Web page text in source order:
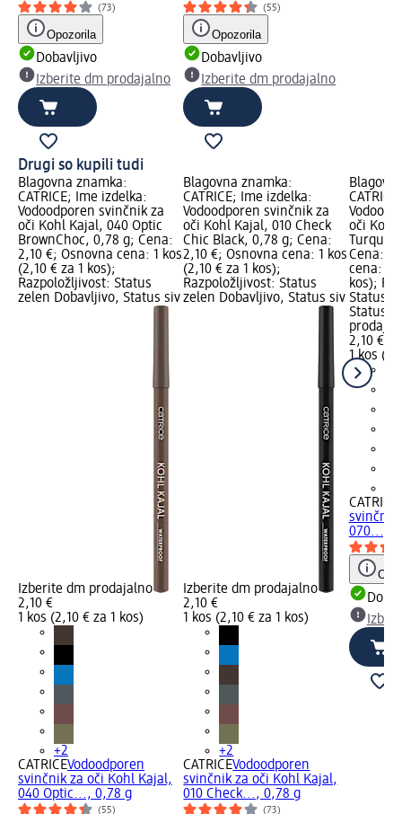
(73)
Opozorila
Dobavljivo
Izberite dm prodajalno
(55)
Opozorila
Dobavljivo
Izberite dm prodajalno
Drugi so kupili tudi
Blagovna znamka:
CATRICE; Ime izdelka:
Vodoodporen svinčnik za
oči Kohl Kajal, 040 Optic
BrownChoc, 0,78 g; Cena:
2,10 €; Osnovna cena: 1 kos
(2,10 € za 1 kos);
Razpoložljivost: Status
zelen Dobavljivo, Status siv
Izberite dm prodajalno
2,10 €
1 kos (2,10 € za 1 kos)
+2
CATRICEVodoodporen
svinčnik za oči Kohl Kajal,
040 Optic..., 0,78 g
(55)
Blagovna znamka:
CATRICE; Ime izdelka:
Vodoodporen svinčnik za
oči Kohl Kajal, 010 Check
Chic Black, 0,78 g; Cena:
2,10 €; Osnovna cena: 1 kos
(2,10 € za 1 kos);
Razpoložljivost: Status
zelen Dobavljivo, Status siv
Izberite dm prodajalno
2,10 €
1 kos (2,10 € za 1 kos)
+2
CATRICEVodoodporen
svinčnik za oči Kohl Kajal,
010 Check..., 0,78 g
(73)
oči Kohl
Cena:
cena: 1
kos);
Status
Status
2,10 €
1 kos
CATRICE
svinčnik
070...,